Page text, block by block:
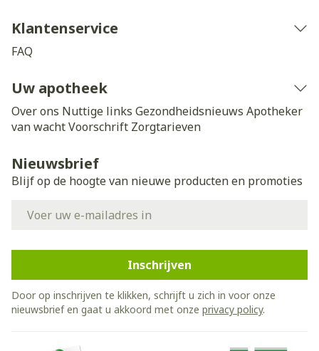
Klantenservice
FAQ
Uw apotheek
Over ons Nuttige links Gezondheidsnieuws Apotheker
van wachtVoorschrift Zorgtarieven
Nieuwsbrief
Blijf op de hoogte van nieuwe producten en promoties
Inschrijven
Door op inschrijven te klikken, schrijft u zich in voor onze
nieuwsbrief en gaat u akkoord met onze privacy policy.